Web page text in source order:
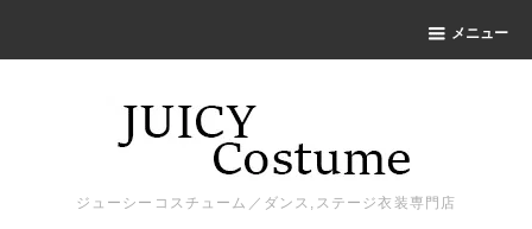
メニュー
ジューシーコスチューム／ダンス,ステージ衣装専門店